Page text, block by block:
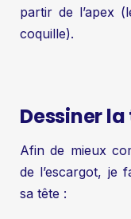
partir de l’apex
coquille).
Dessiner
Afin de mieux
de l’escargot, je
sa tête :